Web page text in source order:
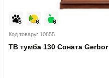
Код товару: 10855
ТВ тумба 130 Соната Gerbor